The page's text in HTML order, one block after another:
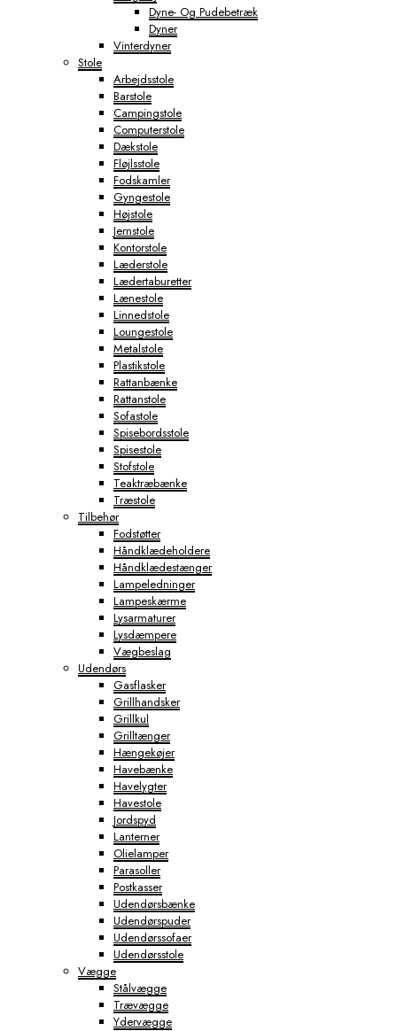
Dyne- Og Pudebetræk
Dyner
Vinterdyner
Stole
Arbejdsstole
Barstole
Campingstole
Computerstole
Dækstole
Fløjlsstole
Fodskamler
Gyngestole
Højstole
Jernstole
Kontorstole
Læderstole
Lædertaburetter
Lænestole
Linnedstole
Loungestole
Metalstole
Plastikstole
Rattanbænke
Rattanstole
Sofastole
Spisebordsstole
Spisestole
Stofstole
Teaktræbænke
Træstole
Tilbehør
Fodstøtter
Håndklædeholdere
Håndklædestænger
Lampeledninger
Lampeskærme
Lysarmaturer
Lysdæmpere
Vægbeslag
Udendørs
Gasflasker
Grillhandsker
Grillkul
Grilltænger
Hængekøjer
Havebænke
Havelygter
Havestole
Jordspyd
Lanterner
Olielamper
Parasoller
Postkasser
Udendørsbænke
Udendørspuder
Udendørssofaer
Udendørsstole
Vægge
Stålvægge
Trævægge
Ydervægge